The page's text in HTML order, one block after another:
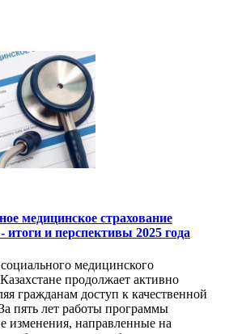
медицинское страхование
и перспективы 2025 года
медицинского
продолжает активно
гражданам доступ к качественной
пять лет работы программы
изменения, направленные на